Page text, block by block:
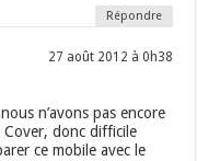
Répondre
27 août 2012 à 0h38
n’avons pas encore
Cover, donc difficile
ce mobile avec le